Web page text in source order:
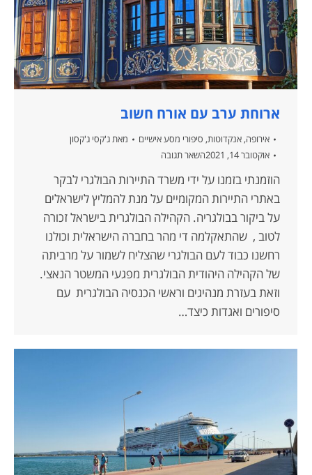
ארוחת ערב עם אורח חשוב
אירופה, אנקדוטות, סיפורי מסע אישיים מאתג'קסי ג'קסון
אוקטובר 14, 2021
השאר תגובה
הוזמנתי בזמנו על ידי משרד התיירות הבולגרי לבקר
באתרי התיירות המקומיים על מנת להמליץ לישראלים
על ביקור בבולגריה. הקהילה הבולגרית בישראל זכורה
לטוב , שהתאקלמה די מהר בחברה הישראלית וכולנו
רחשנו כבוד לעם הבולגרי שהצליח לשמור על מרביתה
של הקהילה היהודית הבולגרית מפגעי המשטר הנאצי.
וזאת בעזרת מנהיגים וראשי הכנסיה הבולגרית עם
סיפורים ואגדות כיצד…